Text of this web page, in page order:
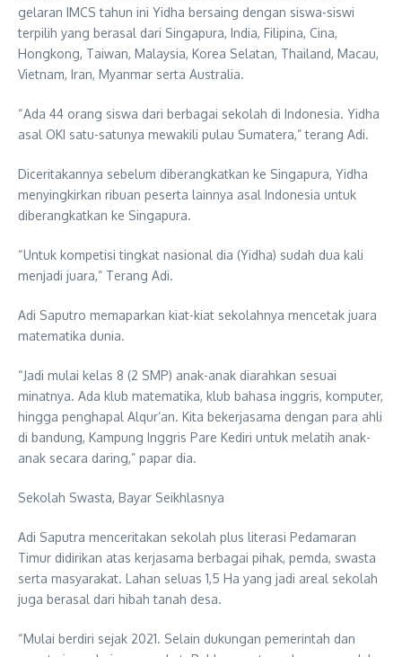
gelaran IMCS tahun ini Yidha bersaing dengan siswa-siswi
terpilih yang berasal dari Singapura, India, Filipina, Cina,
Hongkong, Taiwan, Malaysia, Korea Selatan, Thailand, Macau,
Vietnam, Iran, Myanmar serta Australia.
“Ada 44 orang siswa dari berbagai sekolah di Indonesia. Yidha
asal OKI satu-satunya mewakili pulau Sumatera,” terang Adi.
Diceritakannya sebelum diberangkatkan ke Singapura, Yidha
menyingkirkan ribuan peserta lainnya asal Indonesia untuk
diberangkatkan ke Singapura.
“Untuk kompetisi tingkat nasional dia (Yidha) sudah dua kali
menjadi juara,” Terang Adi.
Adi Saputro memaparkan kiat-kiat sekolahnya mencetak juara
matematika dunia.
“Jadi mulai kelas 8 (2 SMP) anak-anak diarahkan sesuai
minatnya. Ada klub matematika, klub bahasa inggris, komputer,
hingga penghapal Alqur’an. Kita bekerjasama dengan para ahli
di bandung, Kampung Inggris Pare Kediri untuk melatih anak-
anak secara daring,” papar dia.
Sekolah Swasta, Bayar Seikhlasnya
Adi Saputra menceritakan sekolah plus literasi Pedamaran
Timur didirikan atas kerjasama berbagai pihak, pemda, swasta
serta masyarakat. Lahan seluas 1,5 Ha yang jadi areal sekolah
juga berasal dari hibah tanah desa.
“Mulai berdiri sejak 2021. Selain dukungan pemerintah dan